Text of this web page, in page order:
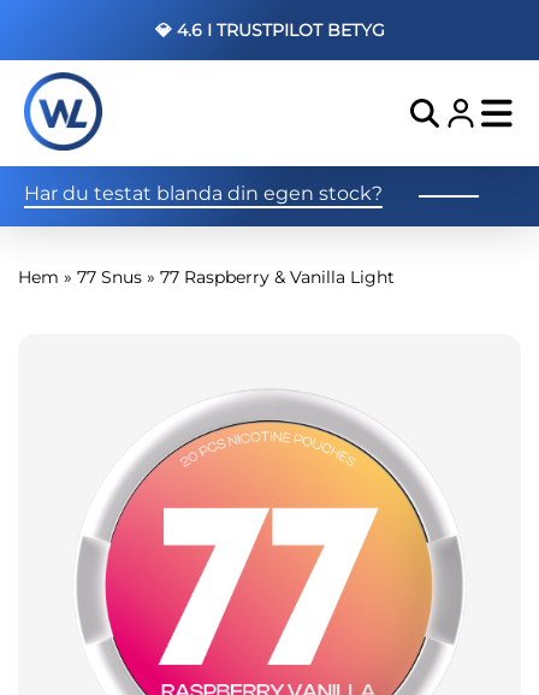
💎 4.6 I TRUSTPILOT BETYG
Har du testat blanda din egen stock?
Hem » 77 Snus » 77 Raspberry & Vanilla Light